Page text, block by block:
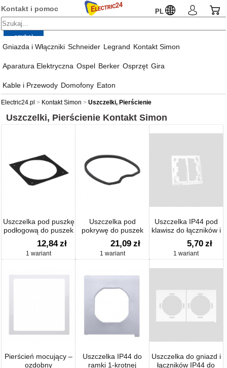
Kontakt i pomoc PL
Gniazda i Włączniki Schneider Legrand Kontakt Simon
Aparatura Elektryczna Ospel Berker Osprzęt Gira
Kable i Przewody Domofony Eaton
Electric24.pl Kontakt Simon Uszczelki, Pierścienie
Uszczelki, Pierścienie Kontakt Simon
Uszczelka pod puszkę
podłogową do puszek
podłogowych KSE
(element zapasowy)
12,84 zł
1 wariant
Uszczelka pod
pokrywę do puszek
podłogowych KSE
(element zapasowy)
21,09 zł
1 wariant
Uszczelka IP44 pod
klawisz do łączników i
przycisków
5,70 zł
1 wariant
Pierścień mocujący –
ozdobny
Uszczelka IP44 do
ramki 1-krotnej
Uszczelka do gniazd i
łączników IP44 do